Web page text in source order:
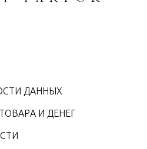
ДАННЫХ
И ДЕНЕГ